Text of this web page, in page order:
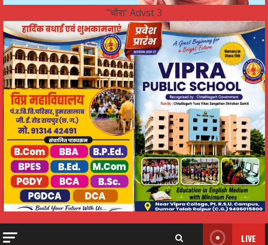
"चौरा' Advst 3
LIVE